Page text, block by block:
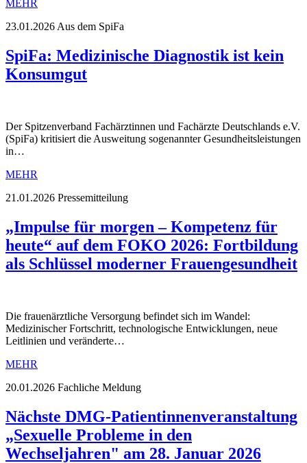
MEHR
23.01.2026 Aus dem SpiFa
SpiFa: Medizinische Diagnostik ist kein
Konsumgut
Der Spitzenverband Fachärztinnen und Fachärzte Deutschlands e.V.
(SpiFa) kritisiert die Ausweitung sogenannter Gesundheitsleistungen
in…
MEHR
21.01.2026 Pressemitteilung
„Impulse für morgen – Kompetenz für
heute“ auf dem FOKO 2026: Fortbildung
als Schlüssel moderner Frauengesundheit
Die frauenärztliche Versorgung befindet sich im Wandel:
Medizinischer Fortschritt, technologische Entwicklungen, neue
Leitlinien und veränderte…
MEHR
20.01.2026 Fachliche Meldung
Nächste DMG-Patientinnenveranstaltung
„Sexuelle Probleme in den
Wechseljahren" am 28. Januar 2026